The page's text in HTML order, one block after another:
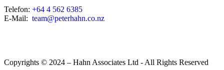
Telefon: +64 4 562 6385
E-Mail: team@peterhahn.co.nz
Copyrights © 2024 – Hahn Associates Ltd - All Rights Reserved